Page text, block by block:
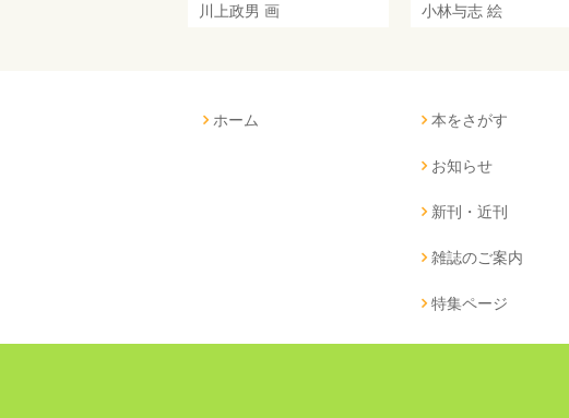
川上政男 画
小林与志 絵
ホーム 本をさがす
お知らせ
新刊・近刊
雑誌のご案内
特集ページ